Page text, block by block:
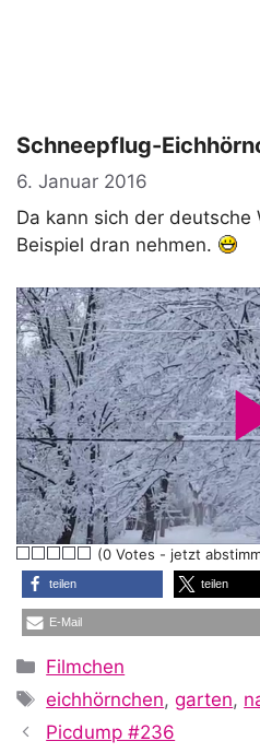
Schneepflug-
6. Januar 2016
Da kann sich der deutsche
Beispiel dran nehmen.
(0 Votes - jetzt
teilen teilen
E-Mail
Kategorien
Filmchen
Schlagwörter
eichhörnchen,garten,
Picdump #236